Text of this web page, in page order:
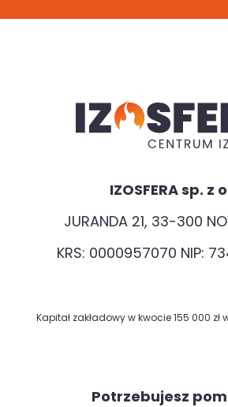
IZOSFERA sp. z
JURANDA 21, 33-300
KRS: 0000957070 NIP:
Kapitał zakładowy w kwocie 155 000 zł
Potrzebujesz